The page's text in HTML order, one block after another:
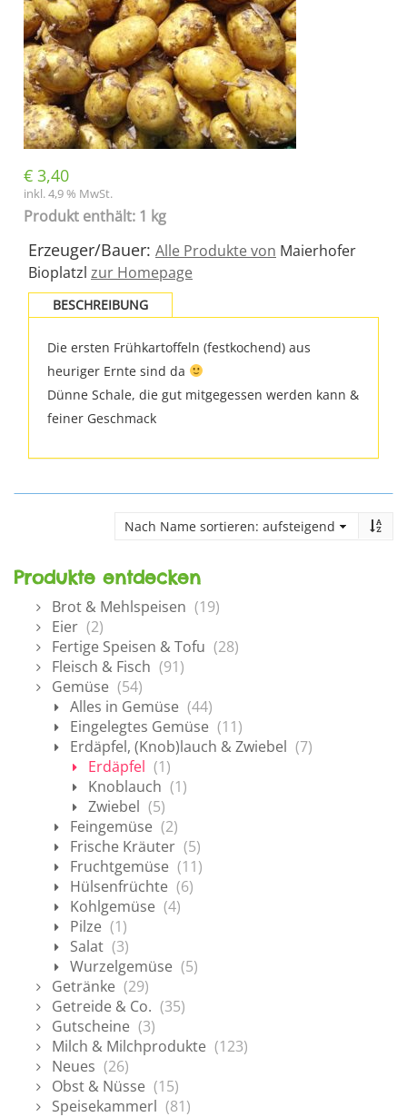
€ 3,40
inkl. 4,9 % MwSt.
Produkt enthält: 1 kg
Erzeuger/Bauer: Alle Produkte von Maierhofer
Bioplatzl zur Homepage
BESCHREIBUNG
Die ersten Frühkartoffeln (festkochend) aus
heuriger Ernte sind da
Dünne Schale, die gut mitgegessen werden kann &
feiner Geschmack
Produkte entdecken
Brot & Mehlspeisen (19)
Eier (2)
Fertige Speisen & Tofu (28)
Fleisch & Fisch (91)
Gemüse (54)
Alles in Gemüse (44)
Eingelegtes Gemüse (11)
Erdäpfel, (Knob)lauch & Zwiebel (7)
Erdäpfel (1)
Knoblauch (1)
Zwiebel (5)
Feingemüse (2)
Frische Kräuter (5)
Fruchtgemüse (11)
Hülsenfrüchte (6)
Kohlgemüse (4)
Pilze (1)
Salat (3)
Wurzelgemüse (5)
Getränke (29)
Getreide & Co. (35)
Gutscheine (3)
Milch & Milchprodukte (123)
Neues (26)
Obst & Nüsse (15)
Speisekammerl (81)